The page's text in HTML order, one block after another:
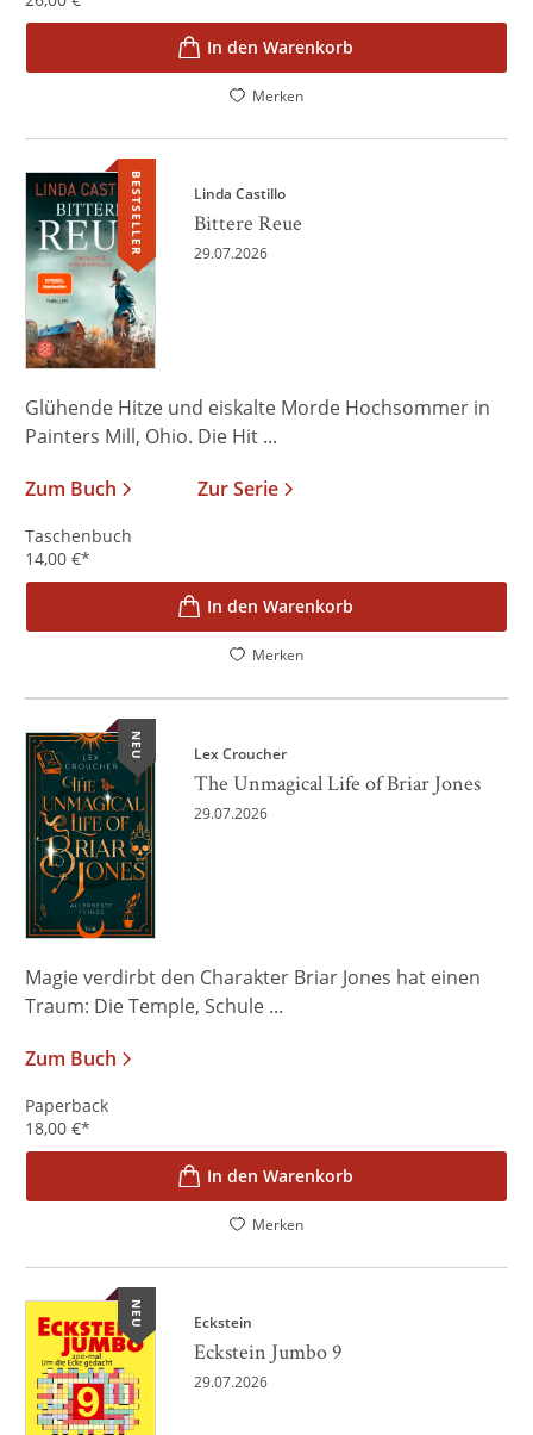
In den Warenkorb
Merken
BESTSELLER Linda Castillo
Bittere Reue
29.07.2026
Glühende Hitze und eiskalte Morde Hochsommer in
Painters Mill, Ohio. Die Hit ...
Zum Buch
Zur Serie
Taschenbuch
14,00 €*
In den Warenkorb
Merken
NEU Lex Croucher
The Unmagical Life of Briar Jones
29.07.2026
Magie verdirbt den Charakter Briar Jones hat einen
Traum: Die Temple, Schule ...
Zum Buch
Paperback
18,00 €*
In den Warenkorb
Merken
NEU Eckstein
Eckstein Jumbo 9
29.07.2026